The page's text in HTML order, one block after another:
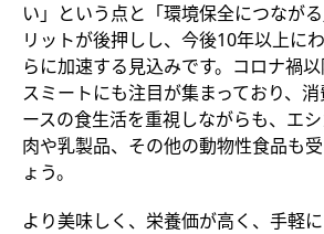
い」という点と「環境保全につなが
リットが後押しし、今後10年以上に
らに加速する見込みです。コロナ禍
スミートにも注目が集まっており、
ースの食生活を重視しながらも、エ
肉や乳製品、その他の動物性食品も
ょう。
より美味しく、栄養価が高く、手軽